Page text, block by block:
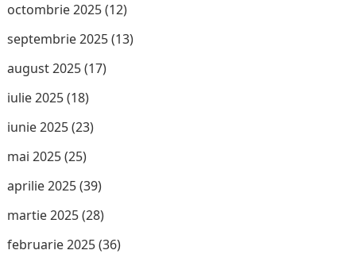
octombrie 2025(12)
septembrie 2025(13)
august 2025(17)
iulie 2025(18)
iunie 2025(23)
mai 2025(25)
aprilie 2025(39)
martie 2025(28)
februarie 2025(36)